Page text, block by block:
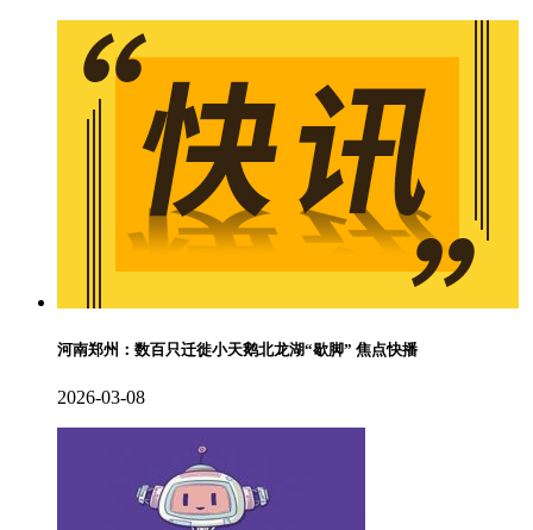
河南郑州：数百只迁徙小天鹅北龙湖“歇脚” 焦点快播
2026-03-08